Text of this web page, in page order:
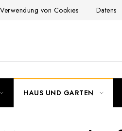
von Cookies
HAUS UND GARTEN